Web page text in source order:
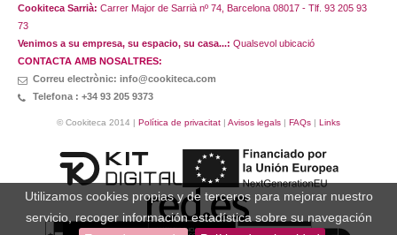
Utilizamos cookies propias y de terceros para mejorar nuestro
servicio, recoger información estadística sobre su navegación
Cookiteca Sarrià: Carrer Major de Sarrià nº 74, Barcelona 08017 - Tlf. 93 205 93
73
Venimos a su empresa, su espacio, su casa...: Qualsevol ubicació
CONTACTA AMB NOSALTRES:
Correu electrònic: info@cookiteca.com
Telefona : +34 93 205 9373
© Cookiteca 2014 | Política de privacitat | Avisos legals | FAQs | Links